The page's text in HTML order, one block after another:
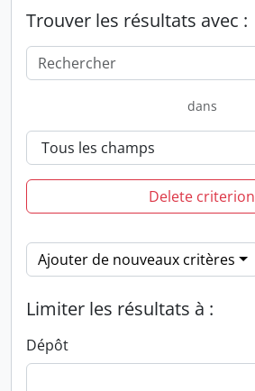
Trouver les résultats avec :
dans
Delete criterion
Ajouter de nouveaux critères
Limiter les résultats à :
Dépôt